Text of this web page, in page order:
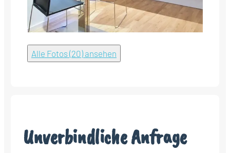
Alle Fotos (20) ansehen
Unverbindliche Anfrage